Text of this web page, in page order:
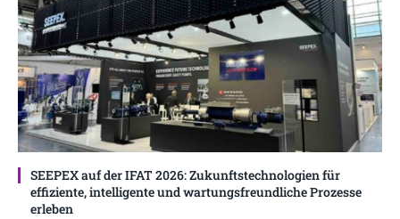
SEEPEX auf der IFAT 2026: Zukunftstechnologien für
effiziente, intelligente und wartungsfreundliche Prozesse
erleben